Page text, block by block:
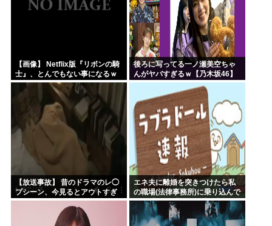
【画像】 Netflix版『リボンの騎
士』、とんでもない事になるｗ
ｗｗｗｗ
後ろに写ってる一ノ瀬美空ちゃ
んがヤバすぎるｗ【乃木坂46】
【放送事故】 昔のドラマのレ◯
プシーン、今見るとアウトすぎ
る・・・
エネ夫に離婚を突きつけたら私
の職場(法律事務所)に乗り込んで
きた 堂々と「離婚の法律相談で
す。母の薦めでこちらに参りま
した」と言っているが、...